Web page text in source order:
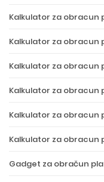
Kalkulator za obracun
Kalkulator za obracun
Kalkulator za obracun
Kalkulator za obracun
Kalkulator za obracun
Kalkulator za obracun
Gadget za obračun